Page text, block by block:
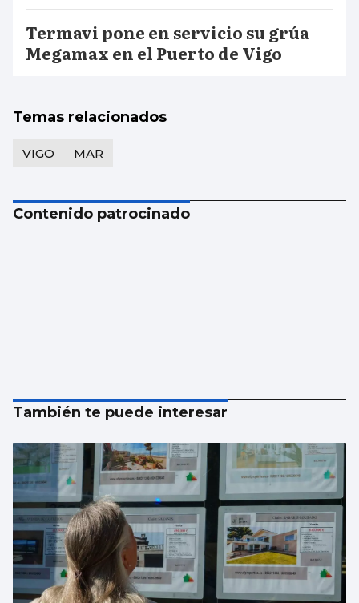
Termavi pone en servicio su grúa
Megamax en el Puerto de Vigo
Temas relacionados
VIGO MAR
Contenido patrocinado
También te puede interesar